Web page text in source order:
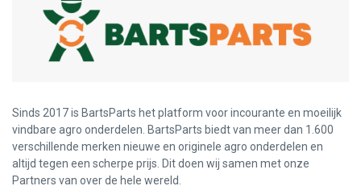
Sinds 2017 is BartsParts het platform voor incourante en moeilijk
vindbare agro onderdelen. BartsParts biedt van meer dan 1.600
verschillende merken nieuwe en originele agro onderdelen en
altijd tegen een scherpe prijs. Dit doen wij samen met onze
Partners van over de hele wereld.